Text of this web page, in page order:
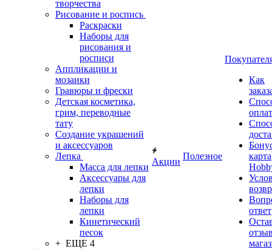
творчества
Рисование и роспись
Раскраски
Наборы для
рисования и
росписи
Аппликации и
мозаики
Гравюры и фрески
Детская косметика,
грим, переводные
тату
Создание украшений
и аксессуаров
Лепка
Масса для лепки
Аксессуары для
лепки
Наборы для
лепки
Кинетический
песок
+ ЕЩЕ 4
Акции
Полезное
Как
карта
ответ